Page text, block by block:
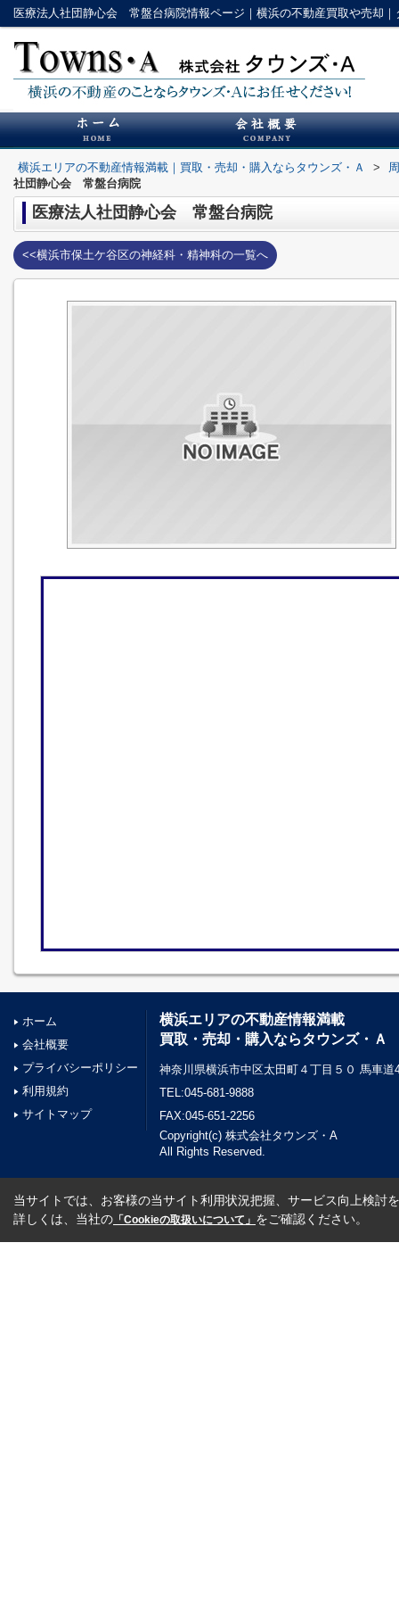
医療法人社団静心会 常盤台病院情報ページ｜横浜の不動産買取や売却｜
横浜エリアの不動産情報満載｜買取・売却・購入ならタウンズ・Ａ >
社団静心会 常盤台病院
医療法人社団静心会 常盤台病院
<<横浜市保土ケ谷区の神経科・精神科の一覧へ
ホーム
会社概要
プライバシーポリシー
利用規約
サイトマップ
横浜エリアの不動産情報満載
買取・売却・購入ならタウンズ・Ａ
神奈川県横浜市中区太田町４丁目５０ 馬車道
TEL:045-681-9888
FAX:045-651-2256
Copyright(c) 株式会社タウンズ・A
All Rights Reserved.
当サイトでは、お客様の当サイト利用状況把握、サービス向上検討
詳しくは、当社の 「Cookieの取扱いについて」 をご確認ください。